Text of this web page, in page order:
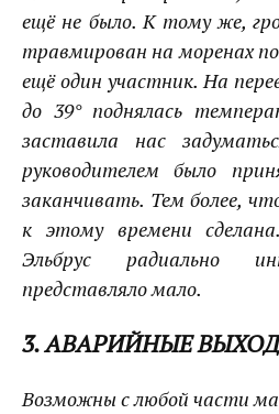
ещё не было. К тому же,
травмирован на моренах
ещё один участник. На
до 39° поднялась
заставила нас
руководителем было
заканчивать. Тем более,
к этому времени
Эльбрус радиально
представляло мало.
3. АВАРИЙНЫЕ
Возможны с любой части